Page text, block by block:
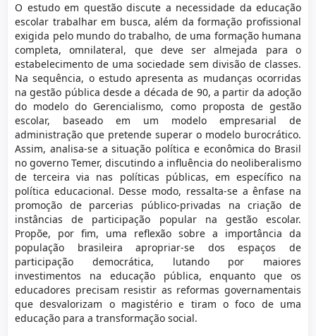
O estudo em questão discute a necessidade da educação
escolar trabalhar em busca, além da formação profissional
exigida pelo mundo do trabalho, de uma formação humana
completa, omnilateral, que deve ser almejada para o
estabelecimento de uma sociedade sem divisão de classes.
Na sequência, o estudo apresenta as mudanças ocorridas
na gestão pública desde a década de 90, a partir da adoção
do modelo do Gerencialismo, como proposta de gestão
escolar, baseado em um modelo empresarial de
administração que pretende superar o modelo burocrático.
Assim, analisa-se a situação política e econômica do Brasil
no governo Temer, discutindo a influência do neoliberalismo
de terceira via nas políticas públicas, em específico na
política educacional. Desse modo, ressalta-se a ênfase na
promoção de parcerias público-privadas na criação de
instâncias de participação popular na gestão escolar.
Propõe, por fim, uma reflexão sobre a importância da
população brasileira apropriar-se dos espaços de
participação democrática, lutando por maiores
investimentos na educação pública, enquanto que os
educadores precisam resistir as reformas governamentais
que desvalorizam o magistério e tiram o foco de uma
educação para a transformação social.